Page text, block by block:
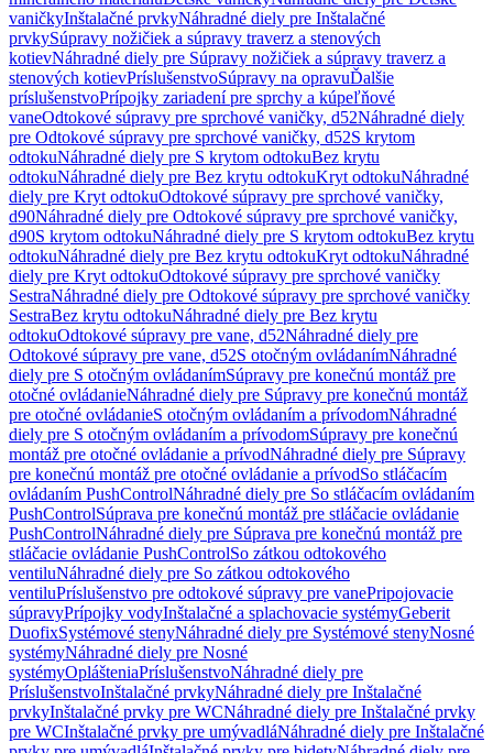
vaničkyInštalačné prvkyNáhradné diely pre Inštalačné
prvkySúpravy nožičiek a súpravy traverz a stenových
kotievNáhradné diely pre Súpravy nožičiek a súpravy traverz a
stenových kotievPríslušenstvoSúpravy na opravuĎalšie
príslušenstvoPrípojky zariadení pre sprchy a kúpeľňové
vaneOdtokové súpravy pre sprchové vaničky, d52Náhradné diely
pre Odtokové súpravy pre sprchové vaničky, d52S krytom
odtokuNáhradné diely pre S krytom odtokuBez krytu
odtokuNáhradné diely pre Bez krytu odtokuKryt odtokuNáhradné
diely pre Kryt odtokuOdtokové súpravy pre sprchové vaničky,
d90Náhradné diely pre Odtokové súpravy pre sprchové vaničky,
d90S krytom odtokuNáhradné diely pre S krytom odtokuBez krytu
odtokuNáhradné diely pre Bez krytu odtokuKryt odtokuNáhradné
diely pre Kryt odtokuOdtokové súpravy pre sprchové vaničky
SestraNáhradné diely pre Odtokové súpravy pre sprchové vaničky
SestraBez krytu odtokuNáhradné diely pre Bez krytu
odtokuOdtokové súpravy pre vane, d52Náhradné diely pre
Odtokové súpravy pre vane, d52S otočným ovládanímNáhradné
diely pre S otočným ovládanímSúpravy pre konečnú montáž pre
otočné ovládanieNáhradné diely pre Súpravy pre konečnú montáž
pre otočné ovládanieS otočným ovládaním a prívodomNáhradné
diely pre S otočným ovládaním a prívodomSúpravy pre konečnú
montáž pre otočné ovládanie a prívodNáhradné diely pre Súpravy
pre konečnú montáž pre otočné ovládanie a prívodSo stláčacím
ovládaním PushControlNáhradné diely pre So stláčacím ovládaním
PushControlSúprava pre konečnú montáž pre stláčacie ovládanie
PushControlNáhradné diely pre Súprava pre konečnú montáž pre
stláčacie ovládanie PushControlSo zátkou odtokového
ventiluNáhradné diely pre So zátkou odtokového
ventiluPríslušenstvo pre odtokové súpravy pre vanePripojovacie
súpravyPrípojky vodyInštalačné a splachovacie systémyGeberit
DuofixSystémové stenyNáhradné diely pre Systémové stenyNosné
systémyNáhradné diely pre Nosné
systémyOplášteniaPríslušenstvoNáhradné diely pre
PríslušenstvoInštalačné prvkyNáhradné diely pre Inštalačné
prvkyInštalačné prvky pre WCNáhradné diely pre Inštalačné prvky
pre WCInštalačné prvky pre umývadláNáhradné diely pre Inštalačné